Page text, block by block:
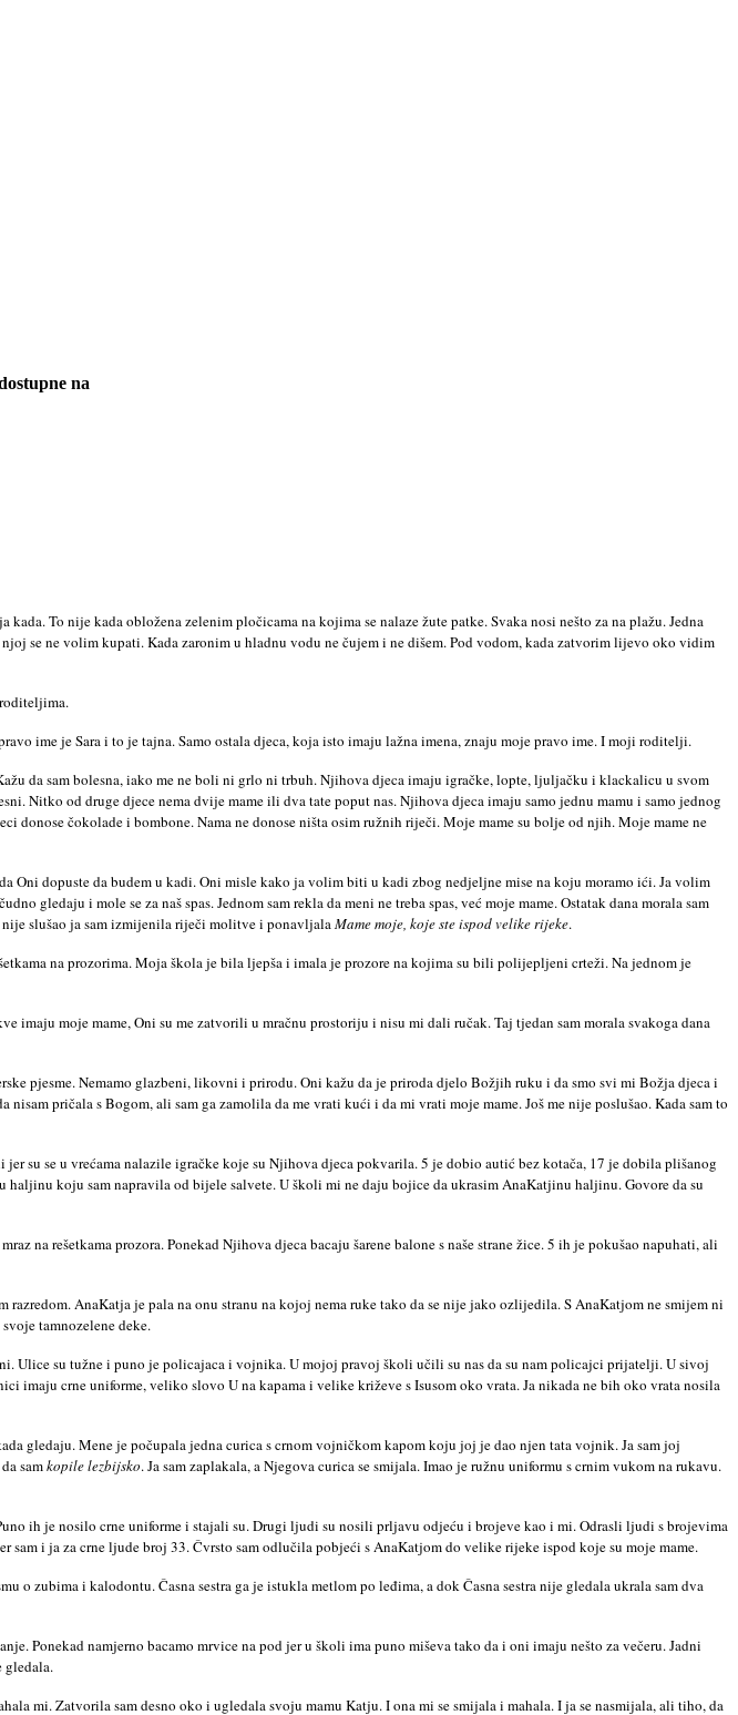
na
To nije kada obložena zelenim pločicama na kojima se nalaze žute patke. Svaka nosi nešto za na plažu. Jedna
se ne volim kupati. Kada zaronim u hladnu vodu ne čujem i ne dišem. Pod vodom, kada zatvorim lijevo oko vidim
ime je Sara i to je tajna. Samo ostala djeca, koja isto imaju lažna imena, znaju moje pravo ime. I moji roditelji.
da sam bolesna, iako me ne boli ni grlo ni trbuh. Njihova djeca imaju igračke, lopte, ljuljačku i klackalicu u svom
Nitko od druge djece nema dvije mame ili dva tate poput nas. Njihova djeca imaju samo jednu mamu i samo jednog
čokolade i bombone. Nama ne donose ništa osim ružnih riječi. Moje mame su bolje od njih. Moje mame ne
Oni dopuste da budem u kadi. Oni misle kako ja volim biti u kadi zbog nedjeljne mise na koju moramo ići. Ja volim
gledaju i mole se za naš spas. Jednom sam rekla da meni ne treba spas, već moje mame. Ostatak dana morala sam
slušao ja sam izmijenila riječi molitve i ponavljalaMame moje, koje ste ispod velike rijeke.
na prozorima. Moja škola je bila ljepša i imala je prozore na kojima su bili polijepljeni crteži. Na jednom je
imaju moje mame, Oni su me zatvorili u mračnu prostoriju i nisu mi dali ručak. Taj tjedan sam morala svakoga dana
pjesme. Nemamo glazbeni, likovni i prirodu. Oni kažu da je priroda djelo Božjih ruku i da smo svi mi Božja djeca i
pričala s Bogom, ali sam ga zamolila da me vrati kući i da mi vrati moje mame. Još me nije poslušao. Kada sam to
su se u vrećama nalazile igračke koje su Njihova djeca pokvarila. 5 je dobio autić bez kotača, 17 je dobila plišanog
koju sam napravila od bijele salvete. U školi mi ne daju bojice da ukrasim AnaKatjinu haljinu. Govore da su
na rešetkama prozora. Ponekad Njihova djeca bacaju šarene balone s naše strane žice. 5 ih je pokušao napuhati, ali
AnaKatja je pala na onu stranu na kojoj nema ruke tako da se nije jako ozlijedila. S AnaKatjom ne smijem ni
tamnozelene deke.
Ulice su tužne i puno je policajaca i vojnika. U mojoj pravoj školi učili su nas da su nam policajci prijatelji. U sivoj
crne uniforme, veliko slovo U na kapama i velike križeve s Isusom oko vrata. Ja nikada ne bih oko vrata nosila
gledaju. Mene je počupala jedna curica s crnom vojničkom kapom koju joj je dao njen tata vojnik. Ja sam joj
samkopile lezbijsko. Ja sam zaplakala, a Njegova curica se smijala. Imao je ružnu uniformu s crnim vukom na rukavu.
ih je nosilo crne uniforme i stajali su. Drugi ljudi su nosili prljavu odjeću i brojeve kao i mi. Odrasli ljudi s brojevima
i ja za crne ljude broj 33. Čvrsto sam odlučila pobjeći s AnaKatjom do velike rijeke ispod koje su moje mame.
zubima i kalodontu. Časna sestra ga je istukla metlom po leđima, a dok Časna sestra nije gledala ukrala sam dva
Ponekad namjerno bacamo mrvice na pod jer u školi ima puno miševa tako da i oni imaju nešto za večeru. Jadni
gledala.
mi. Zatvorila sam desno oko i ugledala svoju mamu Katju. I ona mi se smijala i mahala. I ja se nasmijala, ali tiho, da